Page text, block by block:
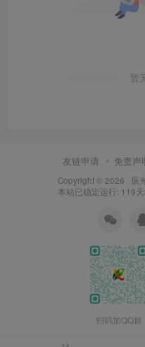
暂
友链申请 免责声
Copyright © 2026 · 辰
本站已稳定运行: 119
扫码加QQ群